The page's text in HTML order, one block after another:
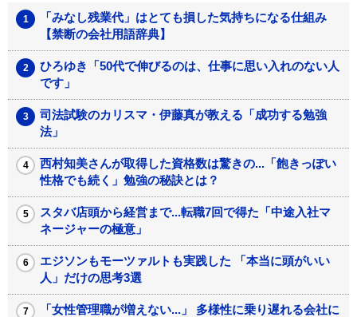
「みなし残業代」はとても損した気持ちになる仕組み
【禁断の会社用語辞典】
ひろゆき「50代で伸びるのは、仕事に思い入れのない人
です」
司法試験のカリスマ・伊藤真が教える「成功する勉強
法」
西村知美さんが取得した資格数は驚きの...「飽きっぽい
性格でも続く」勉強の秘訣とは？
スタバ店頭から経営まで...転職7回で得た「中途入社マ
ネージャーの極意」
エジソンもモーツァルトも実践した 「本当に頭がいい
人」だけの思考3選
「女性管理職が増えない...」 多様性に乗り遅れる会社に